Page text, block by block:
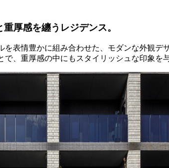
重厚感を纏う レジデンス。
を表情豊かに組み合わせた、 モダンな外観デ
、 重厚感の中にもスタイリッシュな印象を